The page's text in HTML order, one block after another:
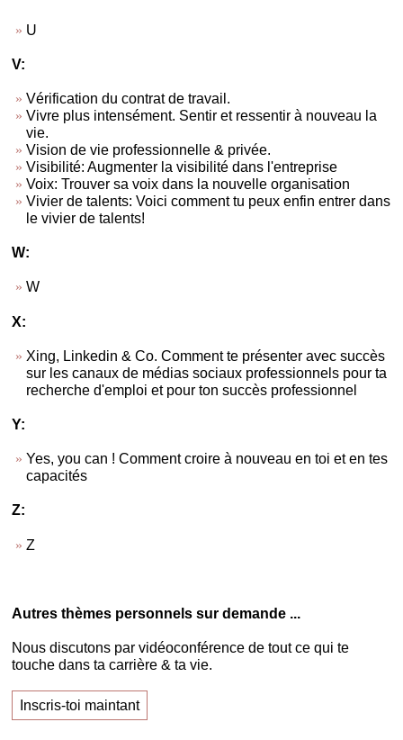
U
V:
Vérification du contrat de travail.
Vivre plus intensément. Sentir et ressentir à nouveau la
vie.
Vision de vie professionnelle & privée.
Visibilité: Augmenter la visibilité dans l'entreprise
Voix: Trouver sa voix dans la nouvelle organisation
Vivier de talents: Voici comment tu peux enfin entrer dans
le vivier de talents!
W:
W
X:
Xing, Linkedin & Co. Comment te présenter avec succès
sur les canaux de médias sociaux professionnels pour ta
recherche d'emploi et pour ton succès professionnel
Y:
Yes, you can ! Comment croire à nouveau en toi et en tes
capacités
Z:
Z
Autres thèmes personnels sur demande ...
Nous discutons par vidéoconférence de tout ce qui te
touche dans ta carrière & ta vie.
Inscris-toi maintant